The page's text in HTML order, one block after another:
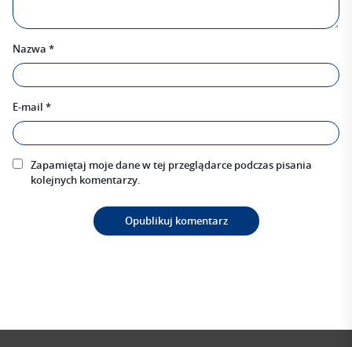
Nazwa *
E-mail *
Zapamiętaj moje dane w tej przeglądarce podczas pisania
kolejnych komentarzy.